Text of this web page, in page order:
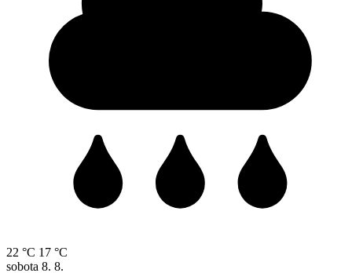
22 °C 17 °C
sobota 8. 8.